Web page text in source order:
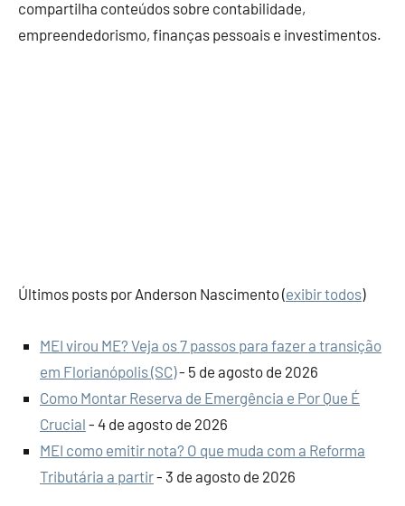
compartilha conteúdos sobre contabilidade,
empreendedorismo, finanças pessoais e investimentos.
Últimos posts por Anderson Nascimento(exibir todos)
MEI virou ME? Veja os 7 passos para fazer a transição
em Florianópolis (SC)- 5 de agosto de 2026
Como Montar Reserva de Emergência e Por Que É
Crucial - 4 de agosto de 2026
MEI como emitir nota? O que muda com a Reforma
Tributária a partir- 3 de agosto de 2026